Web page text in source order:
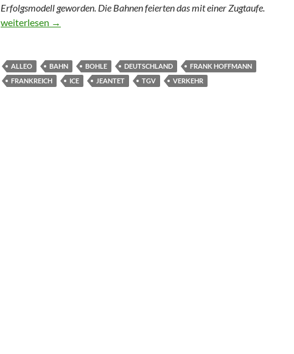
Erfolgsmodell geworden. Die Bahnen feierten das mit einer Zugtaufe.
Nach dem Albtraum: Ein deutsch-französisches Bahnfest
weiterlesen →
ALLEO BAHN BOHLE DEUTSCHLAND
FRANK HOFFMANN
FRANKREICH
ICE JEANTET TGV VERKEHR